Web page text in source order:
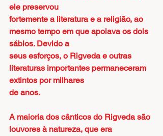
ele preservou
fortemente a literatura e a religião, ao
mesmo tempo em que apoiava os dois
sábios. Devido a
seus esforços, o Rigveda e outras
literaturas importantes permaneceram
extintos por milhares
de anos.
A maioria dos cânticos do Rigveda são
louvores à natureza, que era